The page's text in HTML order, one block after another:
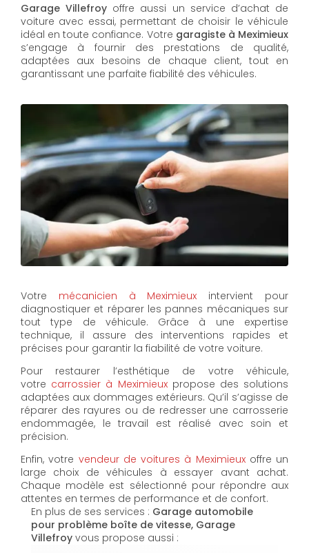
Garage Villefroy offre aussi un service d’achat de
voiture avec essai, permettant de choisir le véhicule
idéal en toute confiance. Votre garagiste à Meximieux
s’engage à fournir des prestations de qualité,
adaptées aux besoins de chaque client, tout en
garantissant une parfaite fiabilité des véhicules.
Votre mécanicien à Meximieux intervient pour
diagnostiquer et réparer les pannes mécaniques sur
tout type de véhicule. Grâce à une expertise
technique, il assure des interventions rapides et
précises pour garantir la fiabilité de votre voiture.
Pour restaurer l’esthétique de votre véhicule,
votre carrossier à Meximieuxpropose des solutions
adaptées aux dommages extérieurs. Qu’il s’agisse de
réparer des rayures ou de redresser une carrosserie
endommagée, le travail est réalisé avec soin et
précision.
Enfin, votre vendeur de voitures à Meximieuxoffre un
large choix de véhicules à essayer avant achat.
Chaque modèle est sélectionné pour répondre aux
attentes en termes de performance et de confort.
En plus de ses services : Garage automobile
pour problème boîte de vitesse, Garage
Villefroy vous propose aussi :